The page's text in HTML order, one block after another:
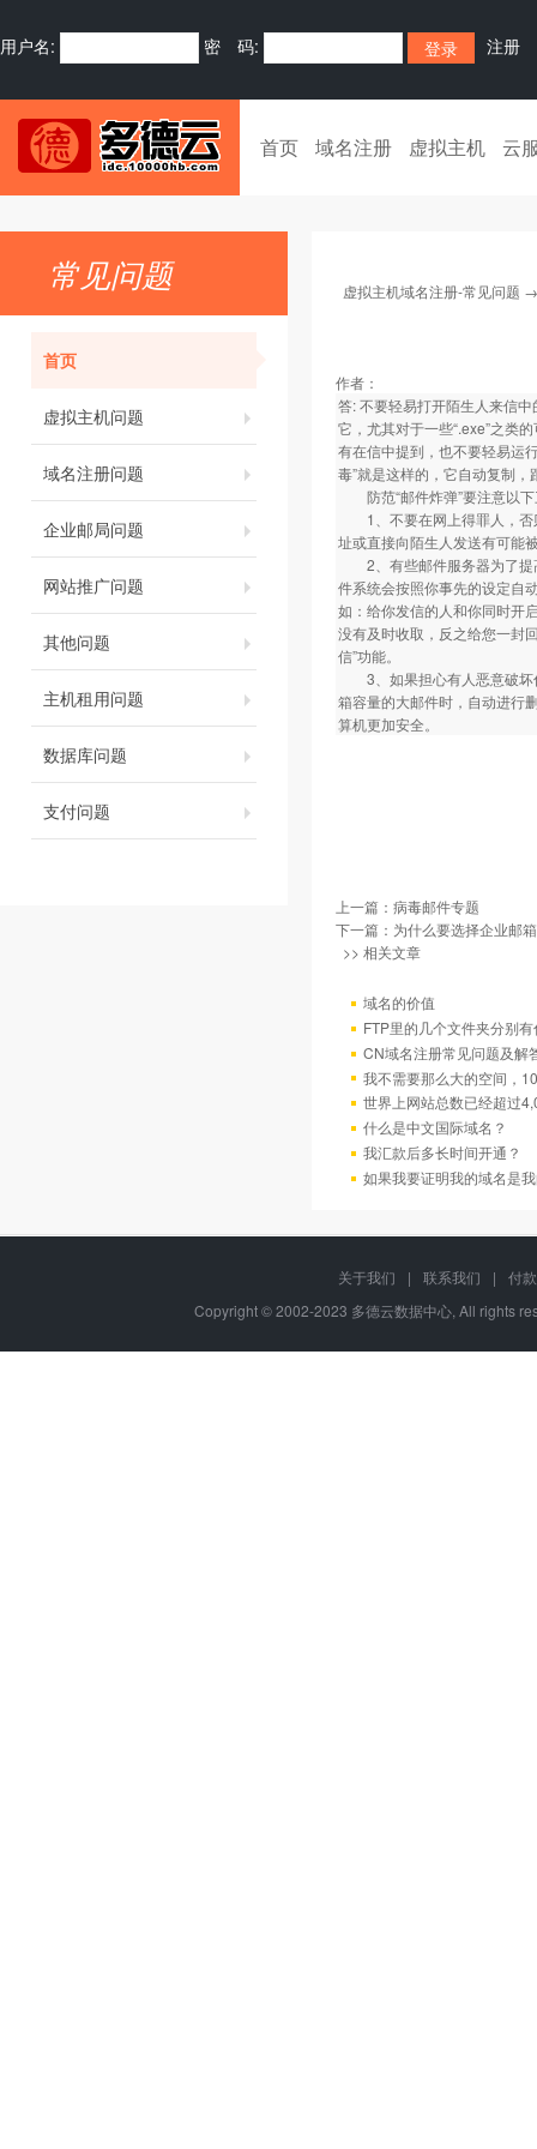
用户名: 密 码: 注册
首页 域名注册 虚拟主机 云
常见问题
首页
虚拟主机问题
域名注册问题
企业邮局问题
网站推广问题
其他问题
主机租用问题
数据库问题
支付问题
虚拟主机域名注册-常见问题
作者：
答: 不要轻易打开陌生人来信
它，尤其对于一些“.exe”之类
有在信中提到，也不要轻易运
毒”就是这样的，它自动复制，
防范“邮件炸弹”要注意以下
1、不要在网上得罪人，否
址或直接向陌生人发送有可能
2、有些邮件服务器为了提
件系统会按照你事先的设定自
如：给你发信的人和你同时开
没有及时收取，反之给您一封
信”功能。
3、如果担心有人恶意破坏
箱容量的大邮件时，自动进行
算机更加安全。
上一篇： 病毒邮件专题
下一篇： 为什么要选择企业邮
>> 相关文章
域名的价值
FTP里的几个文件夹分别
CN域名注册常见问题及解
我不需要那么大的空间，
世界上网站总数已经超过
什么是中文国际域名？
我汇款后多长时间开通？
如果我要证明我的域名是
关于我们 | 联系我们 |
付
Copyright © 2002-2023 多德云数据中心, All rights